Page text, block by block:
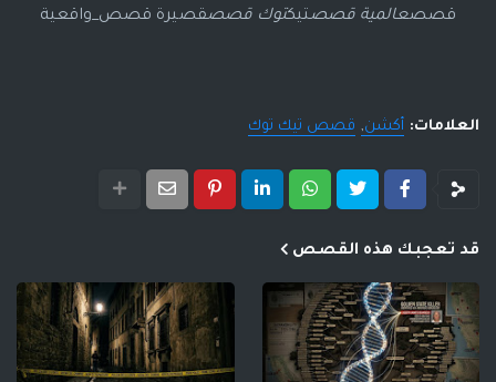
قصصعالمية قصصتيكتوك قصصقصيرة قصص_واقعية
العلامات: أكشن قصص تيك توك
قد تعجبك هذه القصص